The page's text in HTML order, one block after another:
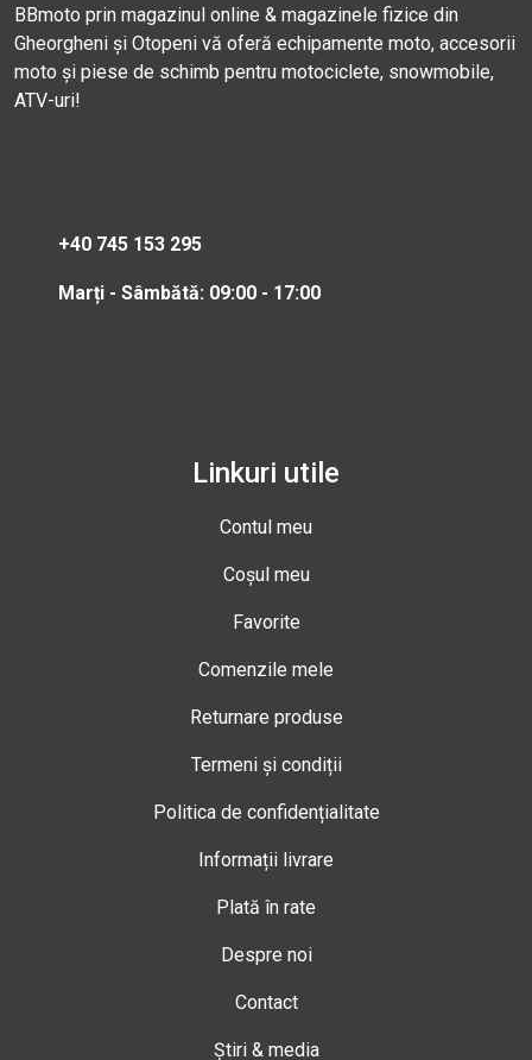
BBmoto prin magazinul online & magazinele fizice din
Gheorgheni și Otopeni vă oferă echipamente moto, accesorii
moto și piese de schimb pentru motociclete, snowmobile,
ATV-uri!
+40 745 153 295
Marți - Sâmbătă: 09:00 - 17:00
Linkuri utile
Contul meu
Coșul meu
Favorite
Comenzile mele
Returnare produse
Termeni și condiții
Politica de confidențialitate
Informații livrare
Plată în rate
Despre noi
Contact
Știri & media